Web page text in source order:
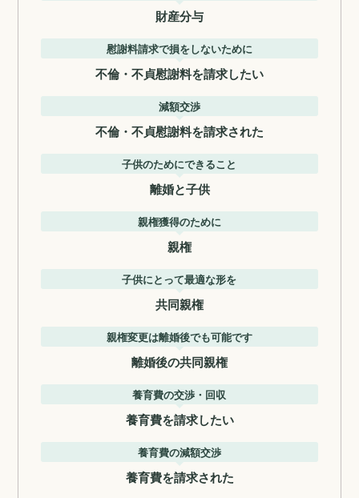
財産分与
慰謝料請求で損をしないために
不倫・不貞慰謝料を請求したい
減額交渉
不倫・不貞慰謝料を請求された
子供のためにできること
離婚と子供
親権獲得のために
親権
子供にとって最適な形を
共同親権
親権変更は離婚後でも可能です
離婚後の共同親権
養育費の交渉・回収
養育費を請求したい
養育費の減額交渉
養育費を請求された